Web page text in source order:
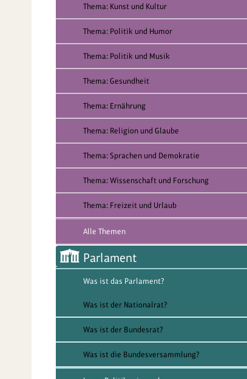
Thema: Kunst und Kultur
Thema: Politik und Humor
Thema: Politik und Musik
Thema: Gesundheit
Thema: Ernährung
Thema: Religion und Glaube
Thema: Sprachen und Demokratie
Thema: Wissenschaft und Forschung
Thema: Freizeit und Urlaub
Alle Themen
Parlament
Was ist das Parlament?
Was ist der Nationalrat?
Was ist der Bundesrat?
Was ist die Bundesversammlung?